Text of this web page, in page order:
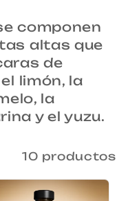
componen
altas que
de
limón, la
la
y el yuzu.
10 productos